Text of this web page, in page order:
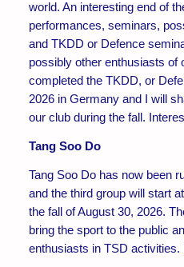
world. An interesting end of
performances, seminars,
and TKDD or Defence
possibly other enthusiasts of
completed the TKDD, or
2026 in Germany and I will
our club during the fall.
Tang Soo Do
Tang Soo Do has now been
and the third group will start
the fall of August 30, 2026.
bring the sport to the public
enthusiasts in TSD activities.